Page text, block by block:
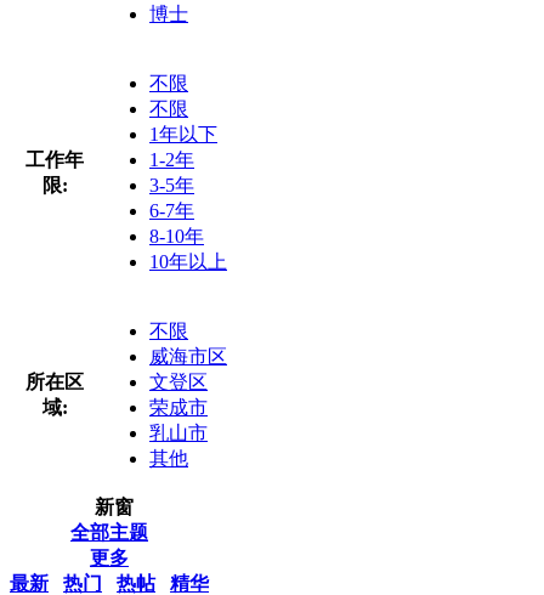
博士
工作年
限:
不限
不限
1年以下
1-2年
3-5年
6-7年
8-10年
10年以上
所在区
域:
不限
威海市区
文登区
荣成市
乳山市
其他
新窗
全部主题
更多
最新
热门 热帖 精华